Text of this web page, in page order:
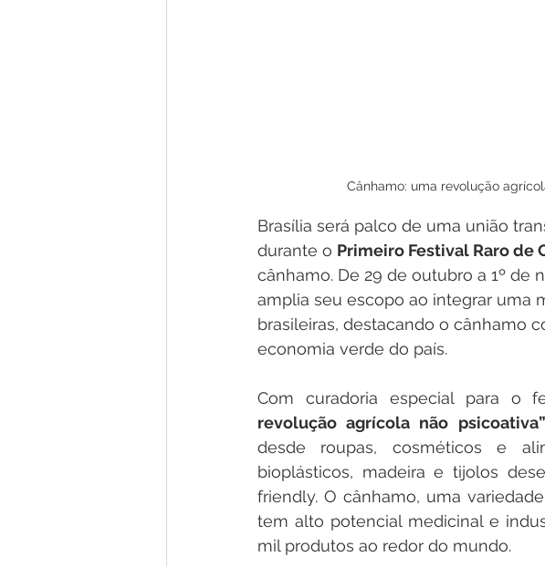
Cânhamo: uma revolução
Brasília será palco de uma união
durante o Primeiro Festival Raro de
cânhamo. De 29 de outubro a 1º de
amplia seu escopo ao integrar uma
brasileiras, destacando o cânhamo
economia verde do país.
Com curadoria especial para o
revolução agrícola não psicoativa”
desde roupas, cosméticos e
bioplásticos, madeira e tijolos
friendly. O cânhamo, uma
tem alto potencial medicinal e
mil produtos ao redor do mundo.